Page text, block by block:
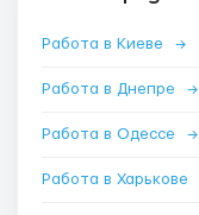
Работа в Киеве →
Работа в Днепре →
Работа в Одессе →
Работа в Харькове